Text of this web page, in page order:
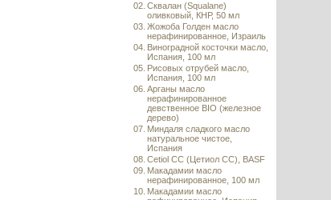
02. Сквалан (Squalane)
оливковый, КНР, 50 мл
03. Жожоба Голден масло
нерафинированное, Израиль
04. Виноградной косточки масло,
Испания, 100 мл
05. Рисовых отрубей масло,
Испания, 100 мл
06. Арганы масло
нерафинированное
девственное BIO (железное
дерево)
07. Миндаля сладкого масло
натуральное чистое,
Испания
08. Cetiol CC (Цетиол СС), BASF
09. Макадамии масло
нерафинированное, 100 мл
10. Макадамии масло